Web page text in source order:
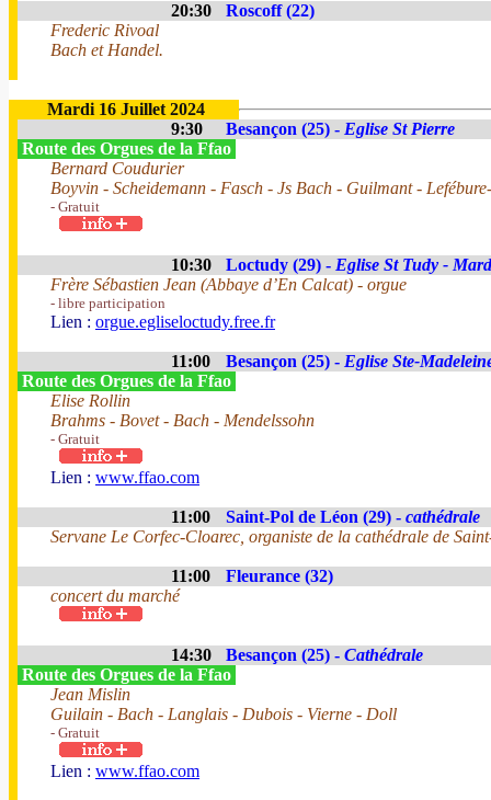
20:30
Roscoff (22)
Frederic Rivoal
Bach et Handel.
Mardi 16 Juillet 2024
9:30
Besançon (25) - Eglise St Pierre
Route des Orgues de la Ffao
Bernard Coudurier
Boyvin - Scheidemann - Fasch - Js Bach - Guilmant -
- Gratuit
10:30 Loctudy (29) - Eglise St Tudy -
Frère Sébastien Jean (Abbaye d’En Calcat) - orgue
- libre participation
Lien : orgue.egliseloctudy.free.fr
11:00 Besançon (25) - Eglise Ste-
Route des Orgues de la Ffao
Elise Rollin
Brahms - Bovet - Bach - Mendelssohn
- Gratuit
Lien : www.ffao.com
11:00 Saint-Pol de Léon (29) - cathédrale
Servane Le Corfec-Cloarec, organiste de la cathédrale de
11:00
Fleurance (32)
concert du marché
14:30 Besançon (25) - Cathédrale
Route des Orgues de la Ffao
Jean Mislin
Guilain - Bach - Langlais - Dubois - Vierne - Doll
- Gratuit
Lien : www.ffao.com